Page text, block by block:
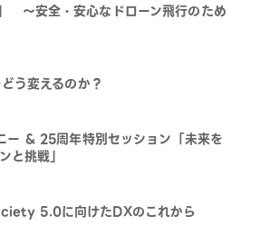
～安全・安心なドローン飛行のため
う変えるのか？
ー & 25周年特別セッション「未来を
と挑戦」
5.0に向けたDXのこれから